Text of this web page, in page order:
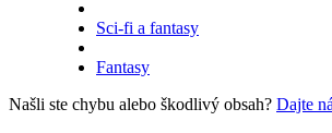
Sci-fi a fantasy
Fantasy
Našli ste chybu alebo škodlivý obsah? Dajte